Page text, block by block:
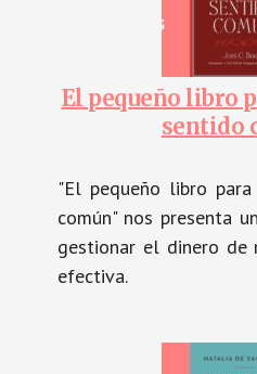
El pequeño libro
sentido
"El pequeño libro
común" nos presenta
gestionar el dinero de
efectiva.